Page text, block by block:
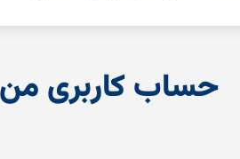
حساب کاربری من